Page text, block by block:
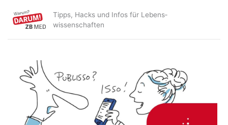
Inhalt
springen
Tipps, Hacks und Infos für Lebens­
wissenschaften